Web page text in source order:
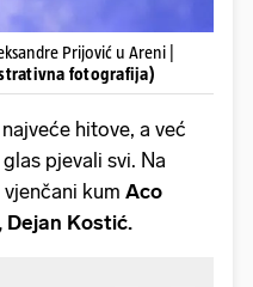
Prijović u Areni |
fotografija)
hitove, a već
pjevali svi. Na
kum Aco
Dejan Kostić.